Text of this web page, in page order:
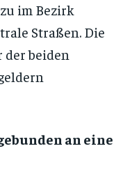
im Bezirk
Straßen. Die
beiden
an eine